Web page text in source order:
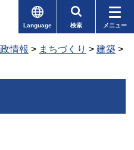
Language 検索 メニュー
情報 > まちづくり > 建築 >